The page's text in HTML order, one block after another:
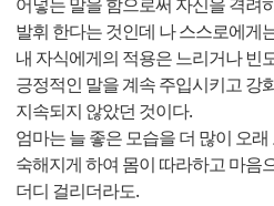
발휘 한다는 것인데 나 스스로에게
내 자식에게의 적용은 느리거나 빈
긍정적인 말을 계속 주입시키고 강
지속되지 않았던 것이다.
엄마는 늘 좋은 모습을 더 많이 오
숙해지게 하여 몸이 따라하고 마음
더디 걸리더라도.